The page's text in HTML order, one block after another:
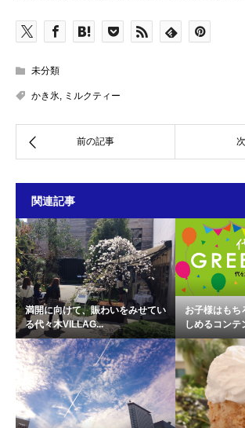
未分類
かき氷, ミルクティー
関連記事
満開に向けて、賑わいをみせてい
る代々木VILLAG...
お子様はもち
しめるコンテ